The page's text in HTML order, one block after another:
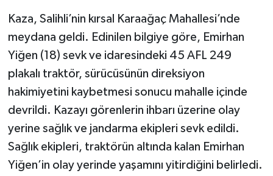
Kaza, Salihli’nin kırsal Karaağaç Mahallesi’nde
meydana geldi. Edinilen bilgiye göre, Emirhan
Yiğen (18) sevk ve idaresindeki 45 AFL 249
plakalı traktör, sürücüsünün direksiyon
hakimiyetini kaybetmesi sonucu mahalle içinde
devrildi. Kazayı görenlerin ihbarı üzerine olay
yerine sağlık ve jandarma ekipleri sevk edildi.
Sağlık ekipleri, traktörün altında kalan Emirhan
Yiğen’in olay yerinde yaşamını yitirdiğini belirledi.